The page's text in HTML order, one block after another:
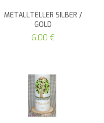
METALLTELLER SILBER /
GOLD
6,00 €